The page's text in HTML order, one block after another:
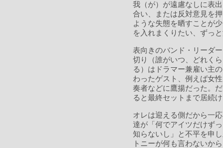
我（が）が遠慮なしに表
合い、または反対意見を
ような失態を晒すことが
を入れまくりたい、ずっ
表向きのバンド・リーダ
切り（誰がいつ、どれく
る）はドラマー兼雇い主
わったゲスト、例えば女
奏者などに鷹揚だった。
ると最終セットまで居続
オレは迎える側だから一
達が「何でアイツだけず
知らないし」と不平を申
トニーが何も言わないか